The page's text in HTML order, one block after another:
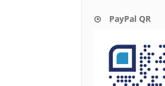
PayPal QR